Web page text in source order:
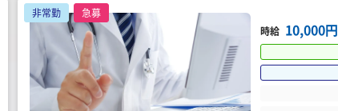
非常勤
急募
時給 10,000円